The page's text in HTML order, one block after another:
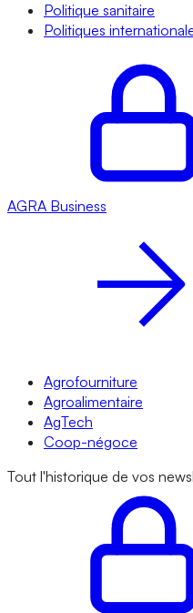
Politique sanitaire
Politiques
AGRA Business
Agrofourniture
Agroalimentaire
AgTech
Coop-négoce
Tout l'historique de vos